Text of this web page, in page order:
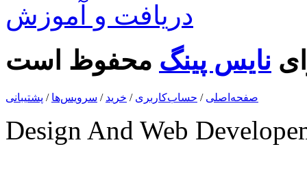
دریافت و آموزش
نایس پینگ
صفحه‌اصلی / حساب‌کاربری / خرید / سرویس‌ها / پشتیبانی
Design And Web